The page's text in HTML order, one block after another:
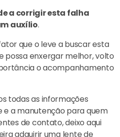
a corrigir esta falha
auxílio.
que o leve a buscar esta
possa enxergar melhor, volto
o acompanhamento
todas as informações
e a manutenção para quem
de contato, deixo aqui
adquirir uma lente de